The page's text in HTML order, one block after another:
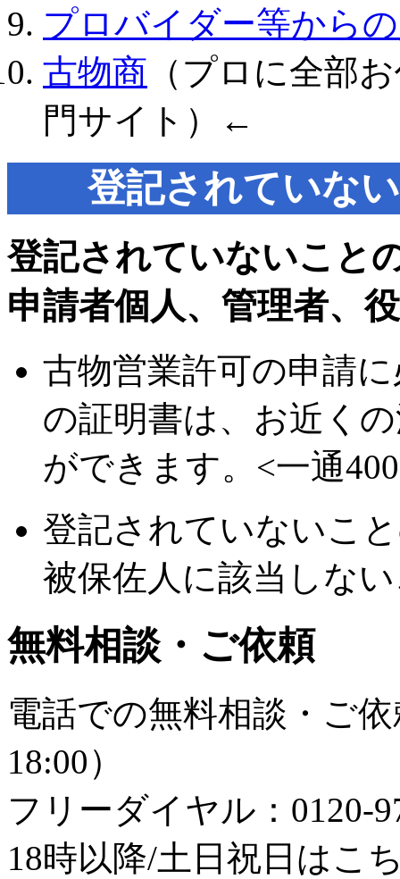
プロバイダー等から
古物商 （プロに全部
門サイト）←
登記されていな
登記されていないこと
申請者個人、管理者、
古物営業許可の申請
の証明書は、お近く
ができます。<一通
登記されていないこ
被保佐人に該当しな
無料相談・ご依頼
電話での無料相談・ご
18:00）
フリーダイヤル：0120-
18時以降/土日祝日はこ